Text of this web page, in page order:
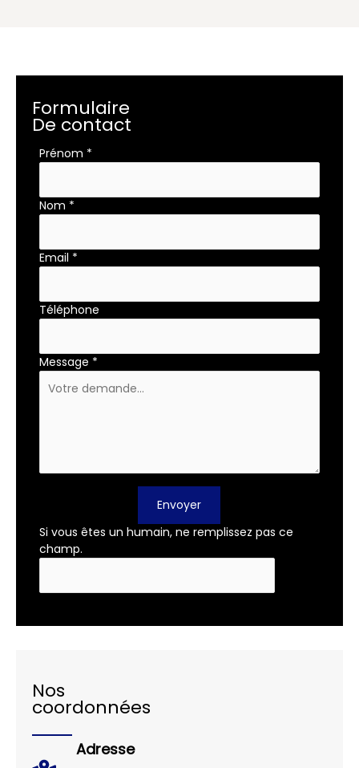
Formulaire
De contact
Formulaire
téléphone
Prénom *
Nom *
Email *
Téléphone
Message *
Envoyer
Si vous êtes un humain, ne remplissez pas ce
champ.
Nos
coordonnées
Adresse